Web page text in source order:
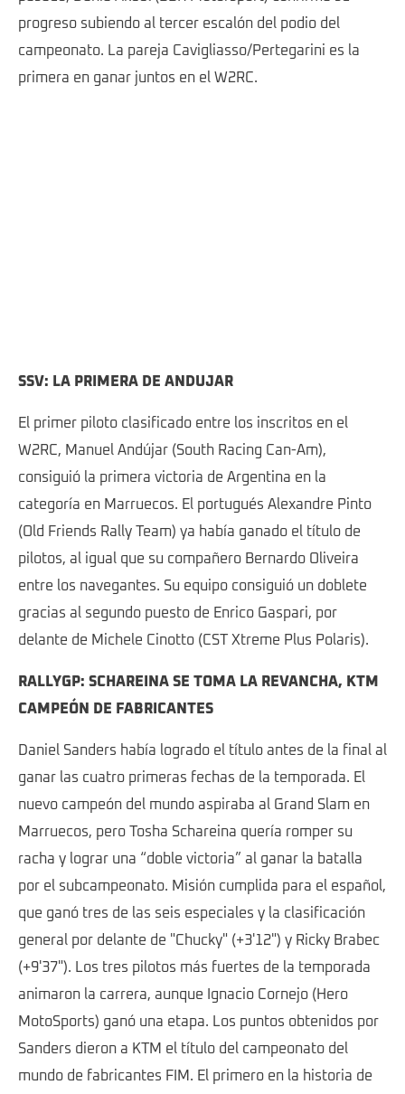
progreso subiendo al tercer escalón del podio del
campeonato. La pareja Cavigliasso/Pertegarini es la
primera en ganar juntos en el W2RC.
SSV: LA PRIMERA DE ANDUJAR
El primer piloto clasificado entre los inscritos en el
W2RC, Manuel Andújar (South Racing Can-Am),
consiguió la primera victoria de Argentina en la
categoría en Marruecos. El portugués Alexandre Pinto
(Old Friends Rally Team) ya había ganado el título de
pilotos, al igual que su compañero Bernardo Oliveira
entre los navegantes. Su equipo consiguió un doblete
gracias al segundo puesto de Enrico Gaspari, por
delante de Michele Cinotto (CST Xtreme Plus Polaris).
RALLYGP: SCHAREINA SE TOMA LA REVANCHA, KTM
CAMPEÓN DE FABRICANTES
Daniel Sanders había logrado el título antes de la final al
ganar las cuatro primeras fechas de la temporada. El
nuevo campeón del mundo aspiraba al Grand Slam en
Marruecos, pero Tosha Schareina quería romper su
racha y lograr una “doble victoria” al ganar la batalla
por el subcampeonato. Misión cumplida para el español,
que ganó tres de las seis especiales y la clasificación
general por delante de "Chucky" (+3'12") y Ricky Brabec
(+9'37"). Los tres pilotos más fuertes de la temporada
animaron la carrera, aunque Ignacio Cornejo (Hero
MotoSports) ganó una etapa. Los puntos obtenidos por
Sanders dieron a KTM el título del campeonato del
mundo de fabricantes FIM. El primero en la historia de